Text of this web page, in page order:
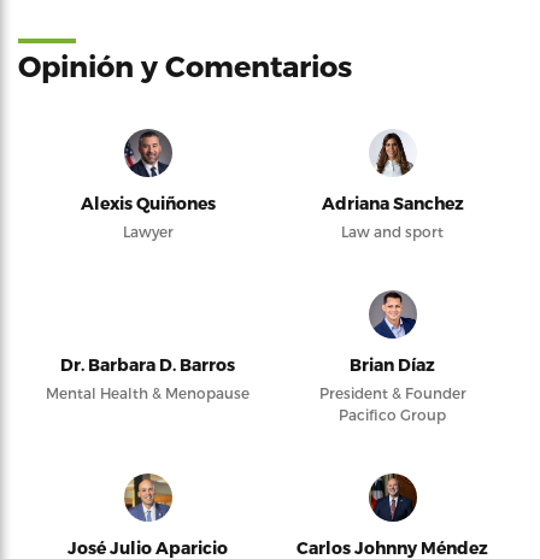
Opinión y Comentarios
Alexis Quiñones
Lawyer
Adriana Sanchez
Law and sport
Dr. Barbara D. Barros
Mental Health & Menopause
Brian Díaz
President & Founder
Pacifico Group
José Julio Aparicio
Carlos Johnny Méndez